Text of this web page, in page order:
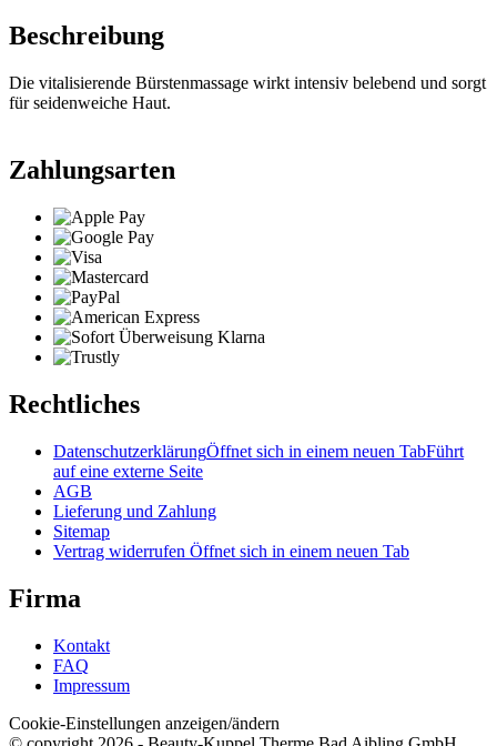
Beschreibung
Die vitalisierende Bürstenmassage wirkt intensiv belebend und sorgt
für seidenweiche Haut.
Zahlungsarten
Rechtliches
DatenschutzerklärungÖffnet sich in einem neuen TabFührt
auf eine externe Seite
AGB
Lieferung und Zahlung
Sitemap
Vertrag widerrufen Öffnet sich in einem neuen Tab
Firma
Kontakt
FAQ
Impressum
Cookie-Einstellungen anzeigen/ändern